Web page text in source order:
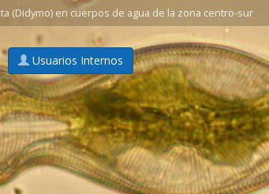
(Didymo) en cuerpos de agua de la zona centro-sur
Usuarios Internos